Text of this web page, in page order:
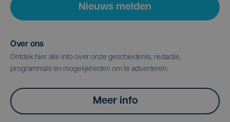
Nieuws melden
Over ons
Ontdek hier alle info over onze geschiedenis, redactie,
programma's en mogelijkheden om te adverteren.
Meer info